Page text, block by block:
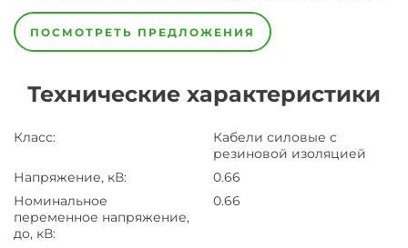
ПОСМОТРЕТЬ ПРЕДЛОЖЕНИЯ
Технические характеристики
Класс:
Кабели силовые с
резиновой изоляцией
Напряжение, кВ:
0.66
Номинальное
переменное напряжение,
до, кВ:
0.66